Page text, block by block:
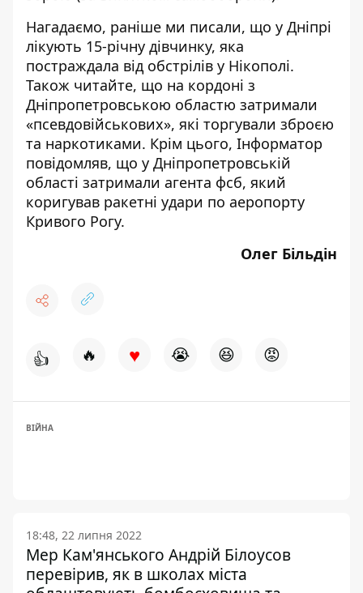
Нагадаємо, раніше ми писали, що у Дніпрі
лікують 15-річну дівчинку, яка
постраждала від обстрілів у Нікополі.
Також читайте, що на кордоні з
Дніпропетровською областю затримали
«псевдовійськових», які торгували зброєю
та наркотиками. Крім цього, Інформатор
повідомляв, що у Дніпропетровській
області затримали агента фсб, який
коригував ракетні удари по аеропорту
Кривого Рогу.
Олег Більдін
👍 🔥 ♥ 😭 😆 😡
ВІЙНА
18:48, 22 липня 2022
Мер Кам'янського Андрій Білоусов
перевірив, як в школах міста